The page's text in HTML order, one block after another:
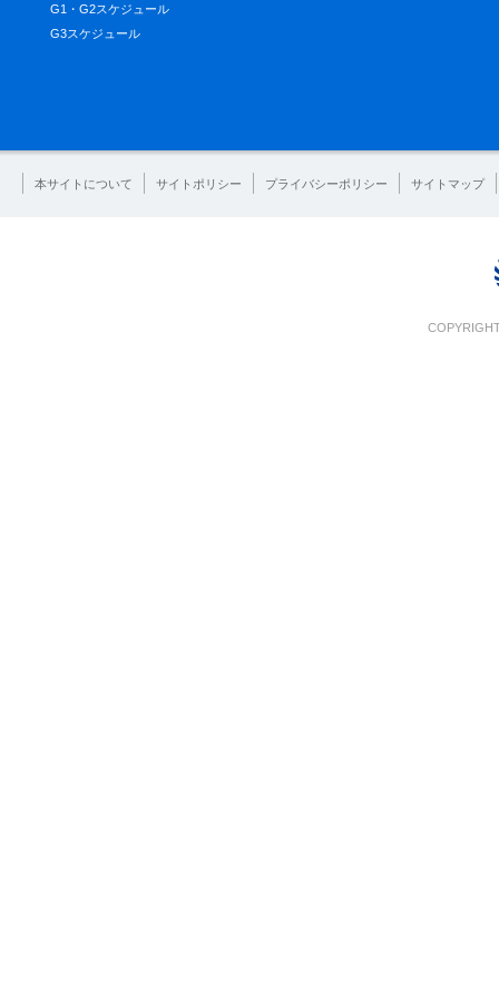
G1・G2スケジュール
G3スケジュール
本サイトについて サイトポリシー プライバシーポリシー サイトマップ